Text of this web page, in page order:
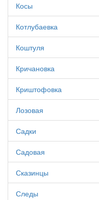
Косы
Котлубаевка
Коштуля
Кричановка
Криштофовка
Лозовая
Садки
Садовая
Сказинцы
Следы